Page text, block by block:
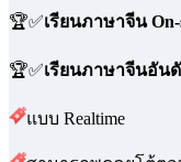
🏆✅เรียนภาษาจีน
🏆✅เรียนภาษาจีนอัน
แบบ Realtime